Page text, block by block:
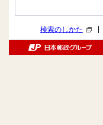
検索のしかた